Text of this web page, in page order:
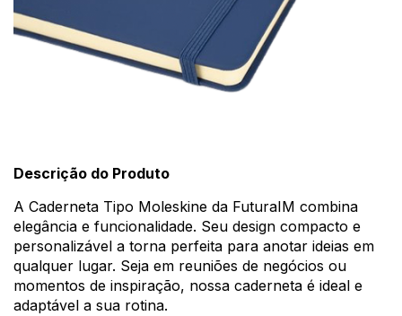
Descrição do Produto
A Caderneta Tipo Moleskine da FuturaIM combina
elegância e funcionalidade. Seu design compacto e
personalizável a torna perfeita para anotar ideias em
qualquer lugar. Seja em reuniões de negócios ou
momentos de inspiração, nossa caderneta é ideal e
adaptável a sua rotina.